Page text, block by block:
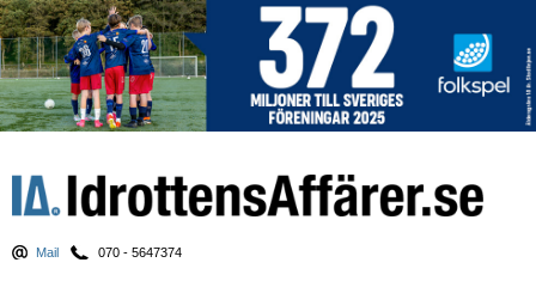
Mail 070 - 5647374